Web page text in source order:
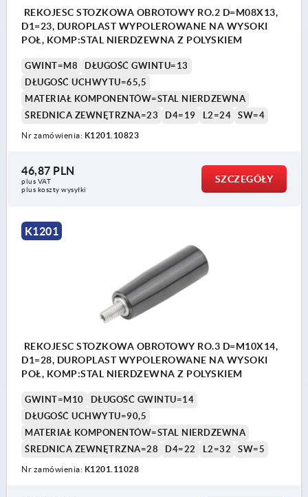
REKOJESC STOZKOWA OBROTOWY RO.2 D=M08X13,
D1=23, DUROPLAST WYPOLEROWANE NA WYSOKI
POŁ, KOMP:STAL NIERDZEWNA Z POLYSKIEM
GWINT=M8
DŁUGOŚĆ GWINTU=13
DŁUGOŚĆ UCHWYTU=65,5
MATERIAŁ KOMPONENTÓW=STAL NIERDZEWNA
ŚREDNICA ZEWNĘTRZNA=23
D4=19 L2=24 SW=4
Nr zamówienia: K1201.10823
46,87 PLN
plus VAT
plus koszty wysyłki
SZCZEGÓŁY
K1201
REKOJESC STOZKOWA OBROTOWY RO.3 D=M10X14,
D1=28, DUROPLAST WYPOLEROWANE NA WYSOKI
POŁ, KOMP:STAL NIERDZEWNA Z POLYSKIEM
GWINT=M10
DŁUGOŚĆ GWINTU=14
DŁUGOŚĆ UCHWYTU=90,5
MATERIAŁ KOMPONENTÓW=STAL NIERDZEWNA
ŚREDNICA ZEWNĘTRZNA=28
D4=22 L2=32 SW=5
Nr zamówienia: K1201.11028